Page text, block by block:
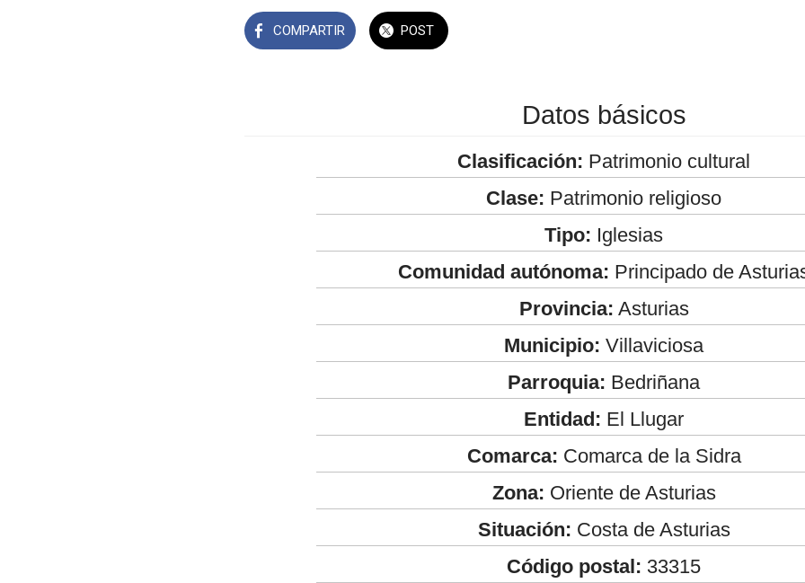
COMPARTIR POST
Datos básicos
Clasificación: Patrimonio cultural
Clase: Patrimonio religioso
Tipo: Iglesias
Comunidad autónoma: Principado de
Provincia: Asturias
Municipio: Villaviciosa
Parroquia: Bedriñana
Entidad: El Llugar
Comarca: Comarca de la Sidra
Zona: Oriente de Asturias
Situación: Costa de Asturias
Código postal: 33315